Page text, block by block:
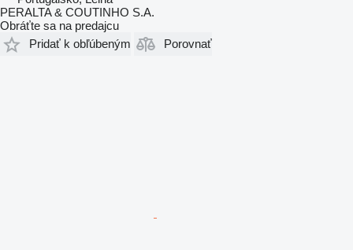
PERALTA & COUTINHO S.A.
Obráťte sa na predajcu
Pridať k obľúbeným
Porovnať